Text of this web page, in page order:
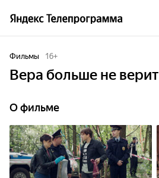
Фильмы 16+
Вера больше не верит
О фильме